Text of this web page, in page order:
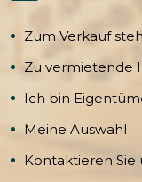
Zum Verkauf
Zu vermietende
Ich bin
Meine Auswahl
Kontaktieren Sie